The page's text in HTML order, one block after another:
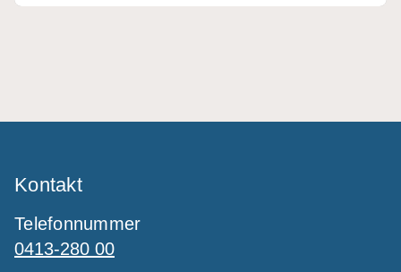
Kontakt
Telefonnummer
0413-280 00